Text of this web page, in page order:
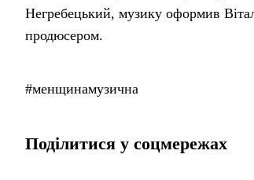
Негребецький, музику оформив
продюсером.
#менщинамузична
Поділитися у соцмережах